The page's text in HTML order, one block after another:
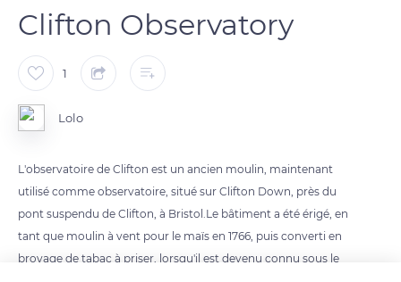
Clifton Observatory
1
Lolo
L'observatoire de Clifton est un ancien moulin, maintenant
utilisé comme observatoire, situé sur Clifton Down, près du
pont suspendu de Clifton, à Bristol.Le bâtiment a été érigé, en
tant que moulin à vent pour le maïs en 1766, puis converti en
broyage de tabac à priser, lorsqu'il est devenu connu sous le